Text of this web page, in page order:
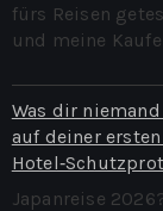
fürs Reisen
und meine
Was dir
auf deiner
Japanreise